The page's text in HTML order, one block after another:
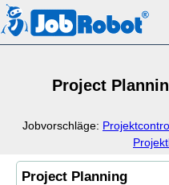
Project
Jobvorschläge: